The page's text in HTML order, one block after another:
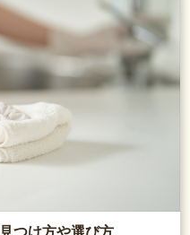
つけ方や選び方